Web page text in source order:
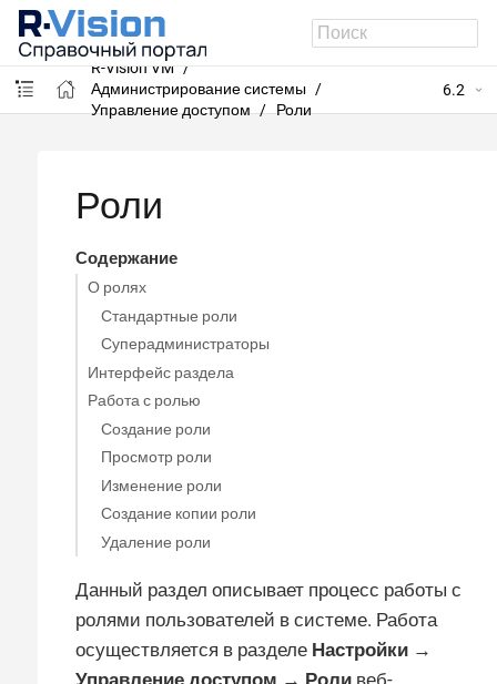
R-Vision VM
Администрирование системы
Управление доступом
Роли
6.2
Роли
Содержание
О ролях
Стандартные роли
Суперадминистраторы
Интерфейс раздела
Работа с ролью
Создание роли
Просмотр роли
Изменение роли
Создание копии роли
Удаление роли
Данный раздел описывает процесс работы с
ролями пользователей в системе. Работа
осуществляется в разделе Настройки →
Управление доступом → Роли веб-